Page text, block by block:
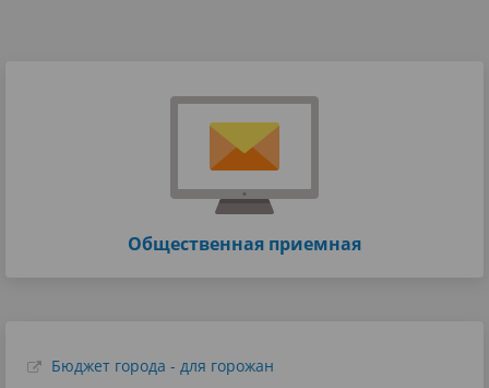
Общественная приемная
Бюджет города - для горожан